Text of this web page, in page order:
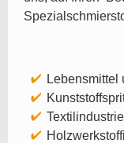
Lebensmittel
Textilindustrie